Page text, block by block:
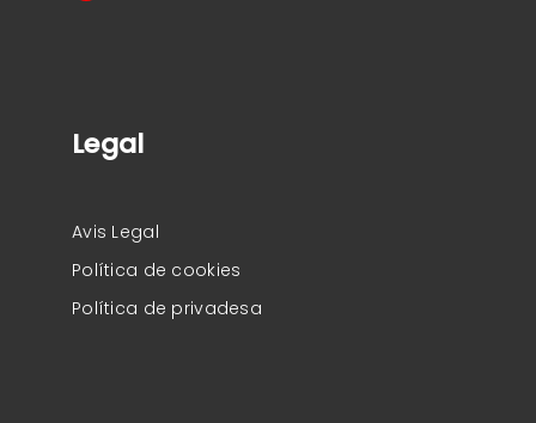
Legal
Avis Legal
Política de cookies
Política de privadesa